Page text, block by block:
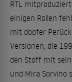
RTL
einigen Rollen
mit doofer
Versionen, die
den Stoff mit
und Mira Sorvino